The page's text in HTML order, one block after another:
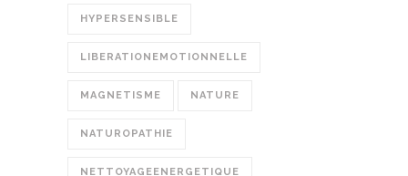
HYPERSENSIBLE
LIBERATIONEMOTIONNELLE
MAGNETISME NATURE
NATUROPATHIE
NETTOYAGEENERGETIQUE